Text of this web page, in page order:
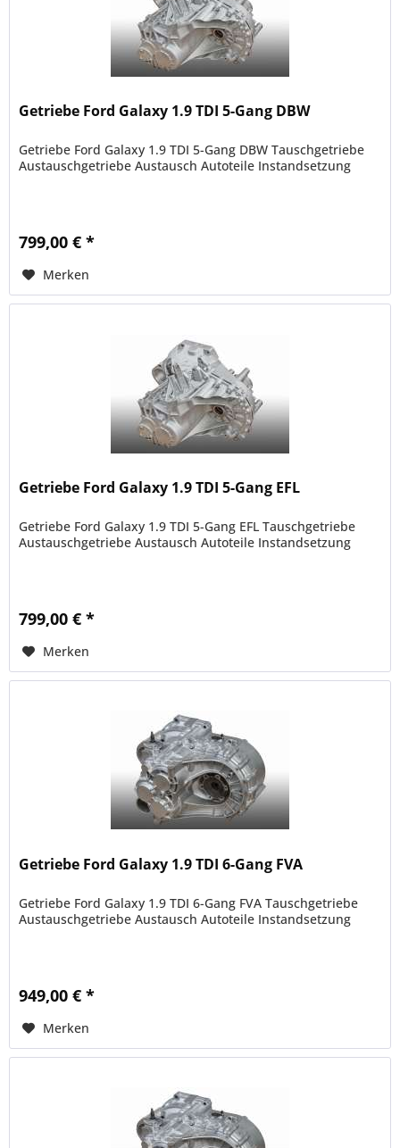
Getriebe Ford Galaxy 1.9 TDI 5-Gang DBW
Getriebe Ford Galaxy 1.9 TDI 5-Gang DBW Tauschgetriebe
Austauschgetriebe Austausch Autoteile Instandsetzung
799,00 € *
Merken
Getriebe Ford Galaxy 1.9 TDI 5-Gang EFL
Getriebe Ford Galaxy 1.9 TDI 5-Gang EFL Tauschgetriebe
Austauschgetriebe Austausch Autoteile Instandsetzung
799,00 € *
Merken
Getriebe Ford Galaxy 1.9 TDI 6-Gang FVA
Getriebe Ford Galaxy 1.9 TDI 6-Gang FVA Tauschgetriebe
Austauschgetriebe Austausch Autoteile Instandsetzung
949,00 € *
Merken